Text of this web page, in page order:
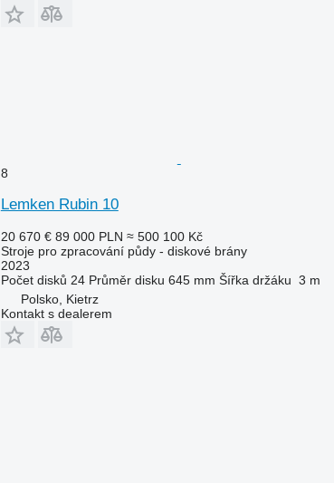
8
Lemken Rubin 10
20 670 € 89 000 PLN ≈ 500 100 Kč
Stroje pro zpracování půdy - diskové brány
2023
Počet disků 24 Průměr disku 645 mm Šířka držáku 3 m
Polsko, Kietrz
Kontakt s dealerem